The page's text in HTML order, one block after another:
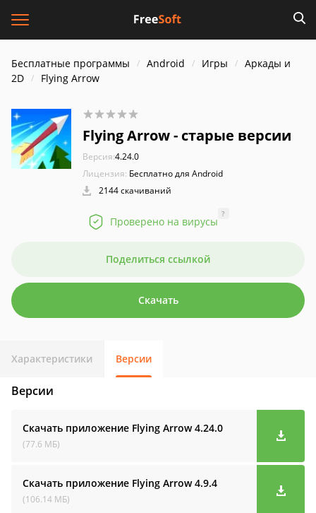
Бесплатные программы Android Игры
Аркады и
2D
Flying Arrow
Flying Arrow - старые версии
Версия:4.24.0
Лицензия: Бесплатно для Android
2144 скачиваний
Проверено на вирусы
?
Поделиться ссылкой
Скачать
Характеристики Версии
Версии
Скачать приложение Flying Arrow4.24.0
(77.6 МБ)
Скачать приложение Flying Arrow4.9.4
(106.14 МБ)